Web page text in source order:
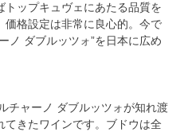
ップキュヴェにあたる品質を
格設定は非常に良心的。今で
ノ ダブルッツォ”を日本に広め
チャーノ ダブルッツォが知れ渡
てきたワインです。ブドウは全